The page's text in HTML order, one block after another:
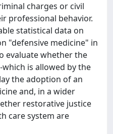
charges or civil
professional behavior.
statistical data on
"defensive medicine" in
evaluate whether the
is allowed by the
the adoption of an
and, in a wider
restorative justice
care system are